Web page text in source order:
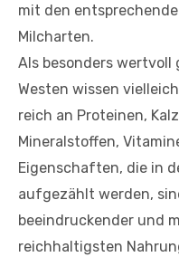
mit den
Milcharten.
Als besonders wertvoll
Westen wissen
reich an Proteinen,
Mineralstoffen,
Eigenschaften, die in
aufgezählt werden,
beeindruckender und
reichhaltigsten